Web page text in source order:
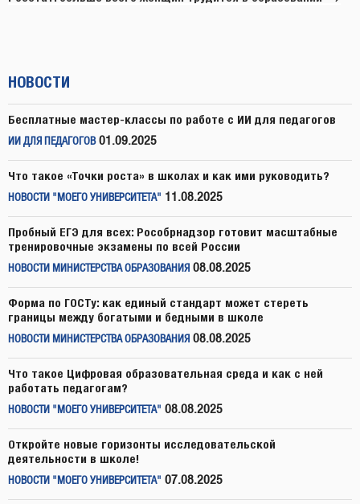
НОВОСТИ
Бесплатные мастер-классы по работе с ИИ для педагогов
ИИ ДЛЯ ПЕДАГОГОВ 01.09.2025
Что такое «Точки роста» в школах и как ими руководить?
НОВОСТИ "МОЕГО УНИВЕРСИТЕТА" 11.08.2025
Пробный ЕГЭ для всех: Рособрнадзор готовит масштабные
тренировочные экзамены по всей России
НОВОСТИ МИНИСТЕРСТВА ОБРАЗОВАНИЯ 08.08.2025
Форма по ГОСТу: как единый стандарт может стереть
границы между богатыми и бедными в школе
НОВОСТИ МИНИСТЕРСТВА ОБРАЗОВАНИЯ 08.08.2025
Что такое Цифровая образовательная среда и как с ней
работать педагогам?
НОВОСТИ "МОЕГО УНИВЕРСИТЕТА" 08.08.2025
Откройте новые горизонты исследовательской
деятельности в школе!
НОВОСТИ "МОЕГО УНИВЕРСИТЕТА" 07.08.2025